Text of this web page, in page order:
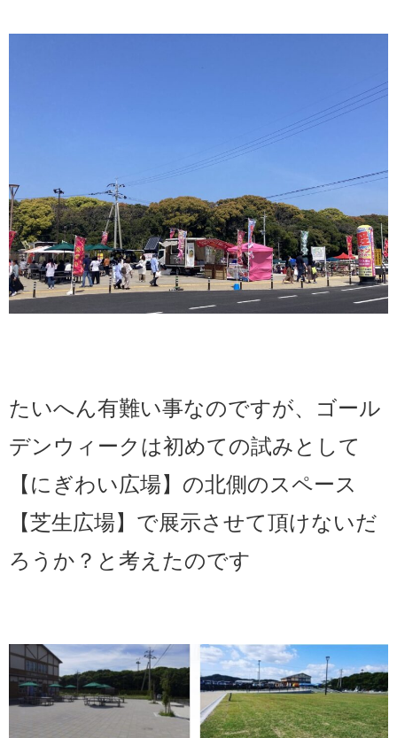
たいへん有難い事なのですが、ゴール
デンウィークは初めての試みとして
【にぎわい広場】の北側のスペース
【芝生広場】で展示させて頂けないだ
ろうか？と考えたのです